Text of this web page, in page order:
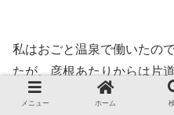
私はおごと温泉で働いたの
たが、彦根あたりからは片
メニュー ホーム